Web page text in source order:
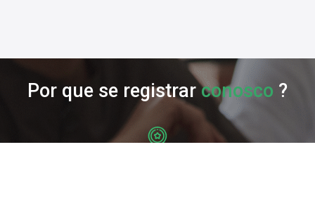
Por que se registrarconosco ?